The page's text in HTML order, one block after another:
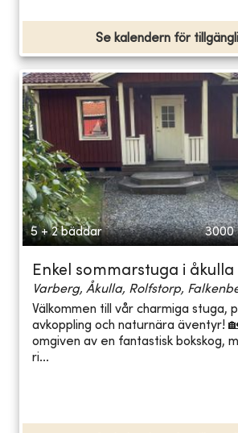
Se kalendern för
5 + 2 bäddar 3000
Enkel sommarstuga i åkulla
Varberg, Åkulla, Rolfstorp,
Välkommen till vår charmiga stuga,
avkoppling och naturnära äventyr!
omgiven av en fantastisk bokskog,
ri...